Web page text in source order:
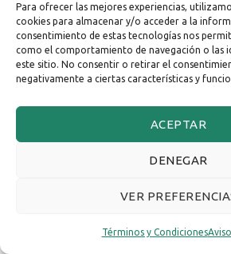
Para ofrecer las mejores experiencias,
cookies para almacenar y/o acceder a la
consentimiento de estas tecnologías nos
como el comportamiento de navegación o las
este sitio. No consentir o retirar el
negativamente a ciertas características y
ACEPTAR
DENEGAR
VER
Términos y Condiciones